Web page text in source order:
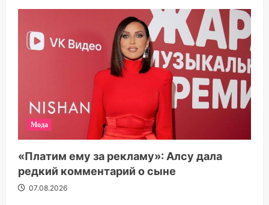
Мода
«Платим ему за рекламу»: Алсу дала
редкий комментарий о сыне
07.08.2026